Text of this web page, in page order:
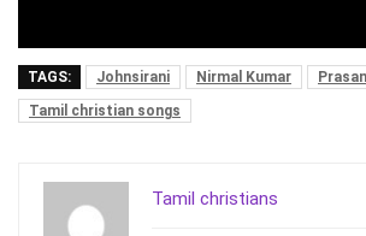
TAGS: Johnsirani Nirmal Kumar
Tamil christian songs
Tamil christians